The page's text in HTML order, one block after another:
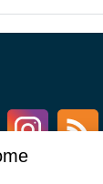
Youtube